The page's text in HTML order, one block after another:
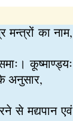
मन्त्रों का नाम,
कूष्माण्ड्यः
अनुसार,
से मद्यपान एवं